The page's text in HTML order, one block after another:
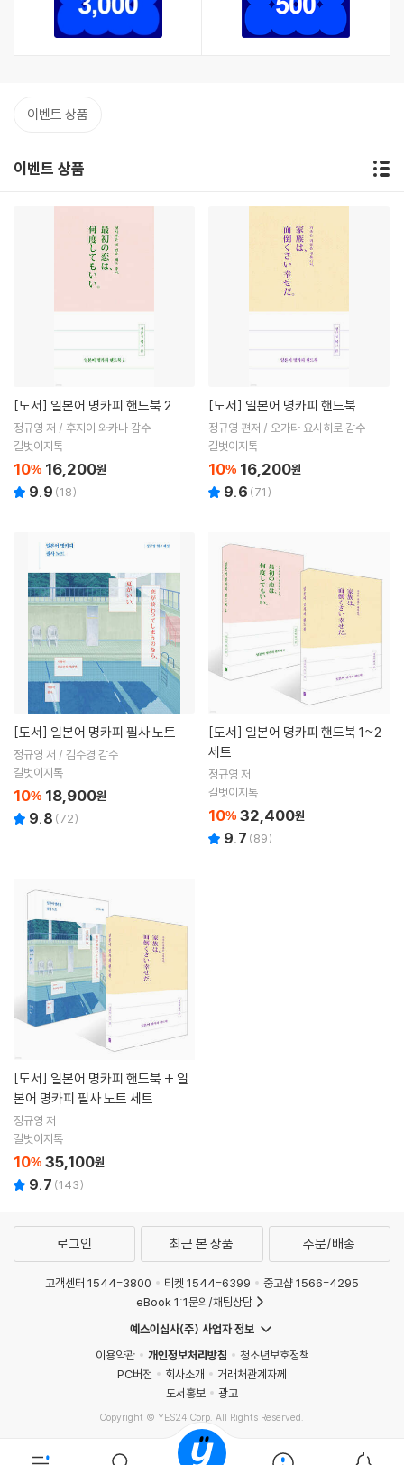
이벤트 상품
이벤트 상품
[도서] 일본어 명카피 핸드북 2
정규영 저 / 후지이 와카나 감수
길벗이지톡
10% 16,200원
9.9 (18)
[도서] 일본어 명카피 핸드북
정규영 편저 / 오가타 요시히로 감수
길벗이지톡
10% 16,200원
9.6 (71)
[도서] 일본어 명카피 필사 노트
정규영 저 / 김수경 감수
길벗이지톡
10% 18,900원
9.8 (72)
[도서]
세트
정규영 저
길벗이지톡
10% 32,400원
9.7 (89)
[도서]
본어 명카피 필사 노트 세트
정규영 저
길벗이지톡
10% 35,100원
9.7 (143)
로그인 최근 본 상품 주문/배송
고객센터 1544-3800 티켓 1544-6399
중고샵 1566-4295
eBook 1:1문의/채팅상담
예스이십사(주) 사업자 정보
이용약관
개인정보처리방침
청소년보호정책
PC버전
회사소개
거래처관계자께
도서홍보
광고
Copyright © YES24 Corp. All Rights Reserved.